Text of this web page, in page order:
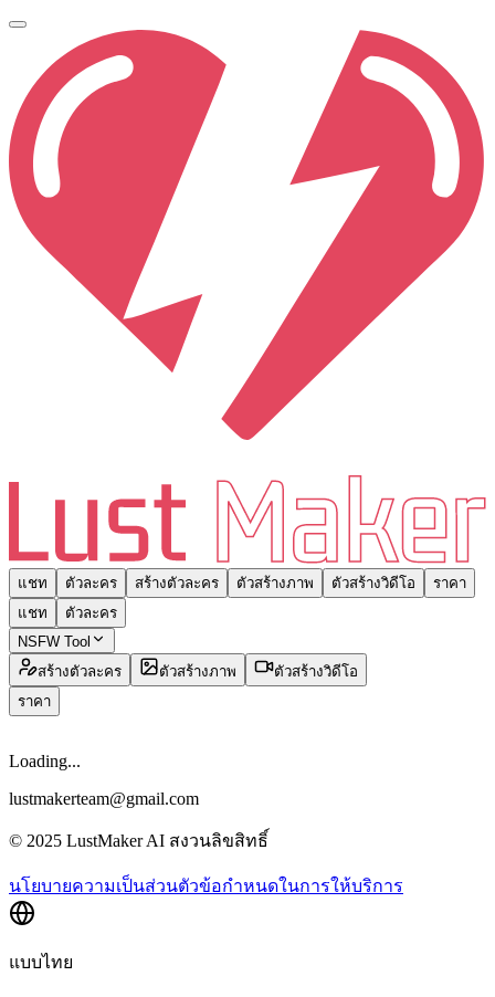
แชท ตัวละคร สร้างตัวละคร ตัวสร้างภาพ ตัวสร้างวิดีโอ
ราคา
แชท
ตัวละคร
NSFW Tool
สร้างตัวละคร
ตัวสร้างภาพ
ตัวสร้างวิดีโอ
ราคา
Loading...
lustmakerteam@gmail.com
© 2025 LustMaker AI สงวนลิขสิทธิ์
นโยบายความเป็นส่วนตัวข้อกำหนดในการให้บริการ
แบบไทย